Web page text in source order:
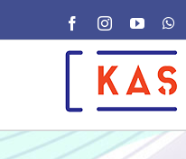
FacebookInstagram